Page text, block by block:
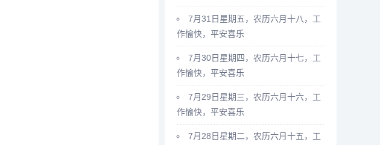
7月31日星期五，农历六月十八，工
作愉快，平安喜乐
7月30日星期四，农历六月十七，工
作愉快，平安喜乐
7月29日星期三，农历六月十六，工
作愉快，平安喜乐
7月28日星期二，农历六月十五，工